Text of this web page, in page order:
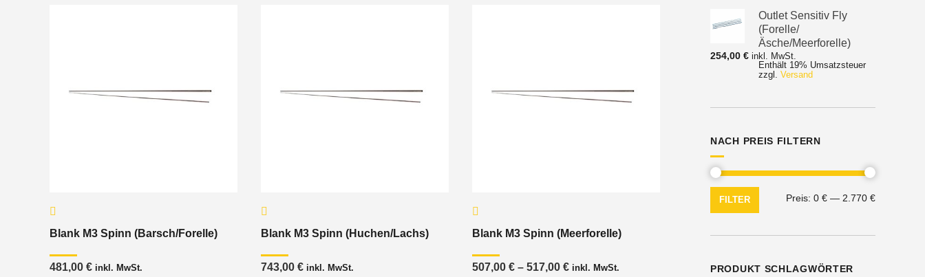
Blank M3 Spinn (Barsch/Forelle)
481,00 € inkl. MwSt.
Blank M3 Spinn (Huchen/Lachs)
743,00 € inkl. MwSt.
Blank M3 Spinn (Meerforelle)
507,00 € – 517,00 €Preisspanne:
inkl. MwSt.
Outlet Sensitiv Fly
(Forelle/
Äsche/Meerforelle)
254,00 € inkl. MwSt.
Enthält 19% Umsatzsteuer
zzgl. Versand
NACH PREIS FILTERN
Min.
Max.
FILTER Preis: 0 €— 2.770 €
PRODUKT SCHLAGWÖRTER